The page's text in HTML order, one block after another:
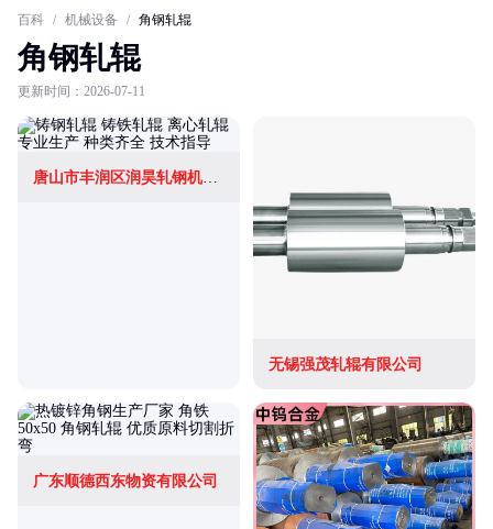
百科 / 机械设备 / 角钢轧辊
角钢轧辊
更新时间：2026-07-11
唐山市丰润区润昊轧钢机械设备有限公司
无锡强茂轧辊有限公司
广东顺德西东物资有限公司